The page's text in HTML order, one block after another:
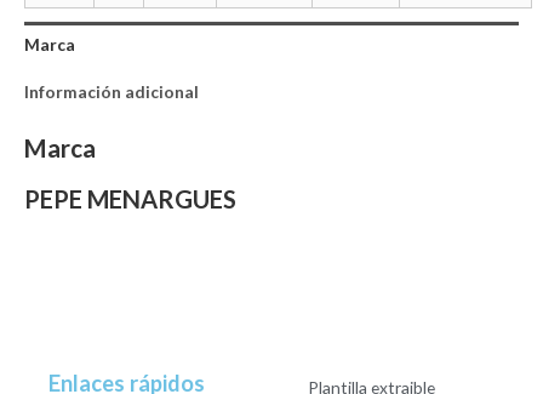
Marca
Información adicional
Marca
PEPE MENARGUES
Enlaces rápidos
Plantilla extraible